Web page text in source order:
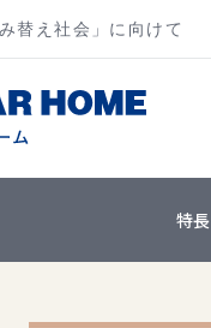
替え社会」に向けて
特長